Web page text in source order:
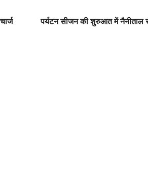
पर्यटन सीजन की शुरुआत में नैनीताल